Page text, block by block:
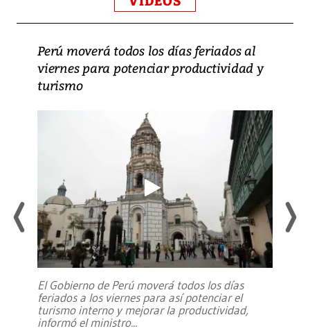
Perú moverá todos los días feriados al
viernes para potenciar productividad y
turismo
El Gobierno de Perú moverá todos los días
feriados a los viernes para así potenciar el
turismo interno y mejorar la productividad,
informó el ministro...